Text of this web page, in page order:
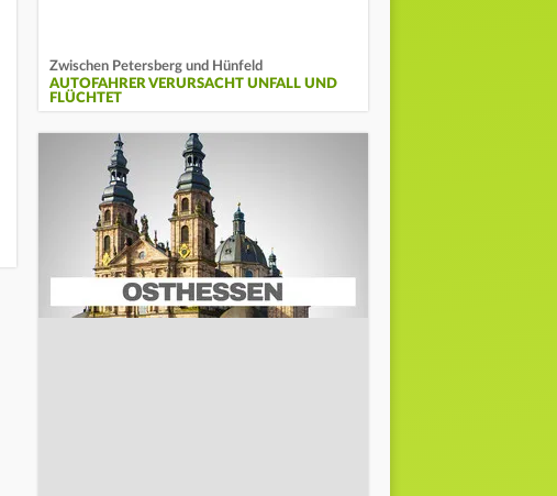
Zwischen Petersberg und Hünfeld
AUTOFAHRER VERURSACHT UNFALL UND
FLÜCHTET